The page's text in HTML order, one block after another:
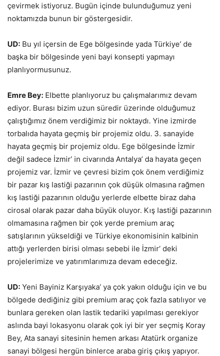
çevirmek istiyoruz. Bugün içinde bulunduğumuz yeni
noktamızda bunun bir göstergesidir.
UD: Bu yıl içersin de Ege bölgesinde yada Türkiye’ de
başka bir bölgesinde yeni bayi konsepti yapmayı
planlıyormusunuz.
Emre Bey: Elbette planlıyoruz bu çalışmalarımız devam
ediyor. Burası bizim uzun süredir üzerinde olduğumuz
çalıştığımız önem verdiğimiz bir noktaydı. Yine izmirde
torbalıda hayata geçmiş bir projemiz oldu. 3. sanayide
hayata geçmiş bir projemiz oldu. Ege bölgesinde İzmir
değil sadece İzmir’ in civarında Antalya’ da hayata geçen
projemiz var. İzmir ve çevresi bizim çok önem verdiğimiz
bir pazar kış lastiği pazarının çok düşük olmasına rağmen
kış lastiği pazarının olduğu yerlerde elbette biraz daha
cirosal olarak pazar daha büyük oluyor. Kış lastiği pazarının
olmamasına rağmen bir çok yerde premium araç
satışlarının yükseldiği ve Türkiye ekonomisinin kalbinin
attığı yerlerden birisi olması sebebi ile İzmir’ deki
projelerimize ve yatırımlarımıza devam edeceğiz.
UD: Yeni Bayiniz Karşıyaka’ ya çok yakın olduğu için ve bu
bölgede dediğiniz gibi premium araç çok fazla satılıyor ve
bunlara gereken olan lastik tedariki yapılması gerekiyor
aslında bayi lokasyonu olarak çok iyi bir yer seçmiş Koray
Bey, Ata sanayi sitesinin hemen arkası Atatürk organize
sanayi bölgesi hergün binlerce araba giriş çıkış yapıyor.